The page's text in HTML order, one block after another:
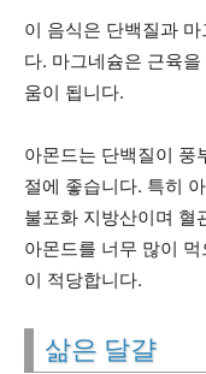
이 음식은 단백질과
다. 마그네슘은 근육
움이 됩니다.
아몬드는 단백질이 풍
절에 좋습니다. 특히
불포화 지방산이며 혈
아몬드를 너무 많이
이 적당합니다.
삶은 달걀